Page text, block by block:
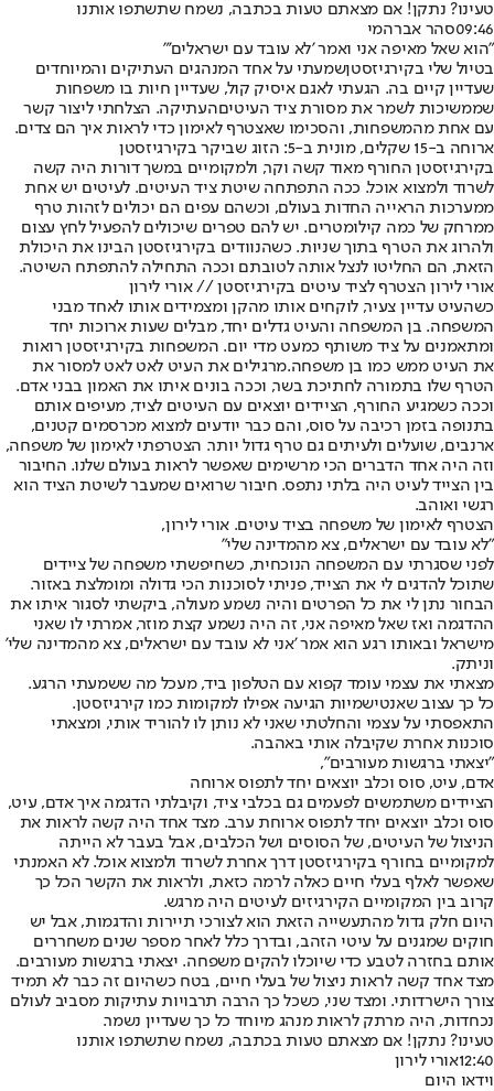
טעינו? נתקן! אם מצאתם טעות בכתבה, נשמח שתשתפו אותנו
09:46סהר אברהמי
"הוא שאל מאיפה אני ואמר 'לא עובד עם ישראלים'"
בטיול שלי בקירגיזסטןשמעתי על אחד המנהגים העתיקים והמיוחדים
שעדיין קיים בה. הגעתי לאגם איסיק קול, שעדיין חיות בו משפחות
שממשיכות לשמר את מסורת ציד העיטיםהעתיקה. הצלחתי ליצור קשר
עם אחת מהמשפחות, והסכימו שאצטרף לאימון כדי לראות איך הם צדים.
ארוחה ב-15 שקלים, מונית ב-5: הזוג ש
ביקר בקירגיזסטן
בקירגיזסטן החורף מאוד קשה וקר, ולמקומיים במשך דורות היה קשה
לשרוד ולמצוא אוכל. ככה התפתחה שיטת ציד העיטים. לעיטים יש אחת
ממערכות הראייה החדות בעולם, וכשהם עפים הם יכולים לזהות טרף
ממרחק של כמה קילומטרים. יש להם טפרים שיכולים להפעיל לחץ עצום
ולהרוג את הטרף בתוך שניות. כשהנוודים בקירגיזסטן הבינו את היכולת
הזאת, הם החליטו לנצל אותה לטובתם וככה התחילה להתפתח השיטה.
אורי לירון הצטרף לציד עיטים בקירגיזסטן // אורי לירון
כשהעיט עדיין צעיר, לוקחים אותו מהקן ומצמידים אותו לאחד מבני
המשפחה. בן המשפחה והעיט גדלים יחד, מבלים שעות ארוכות יחד
ומתאמנים על ציד משותף כמעט מדי יום. המשפחות בקירגיזסטן רואות
את העיט ממש כמו בן משפחה.מרגילים את העיט לאט לאט למסור את
הטרף שלו בתמורה לחתיכת בשר, וככה בונים איתו את האמון בבני אדם.
וככה כשמגיע החורף, הציידים יוצאים עם העיטים לציד, מעיפים אותם
בתנופה בזמן רכיבה על סוס, והם כבר יודעים למצוא מכרסמים קטנים,
ארנבים, שועלים ולעיתים גם טרף גדול יותר. הצטרפתי לאימון של משפחה,
וזה היה אחד הדברים הכי מרשימים שאפשר לראות בעולם שלנו. החיבור
בין הצייד לעיט היה בלתי נתפס. חיבור שרואים שמעבר לשיטת הציד הוא
רגשי ואוהב.
הצטרף לאימון של משפחה בציד עיטים. אורי לירון,
"לא עובד עם ישראלים, צא מהמדינה שלי"
לפני שסגרתי עם המשפחה הנוכחית, כשחיפשתי משפחה של ציידים
שתוכל להדגים לי את הצייד, פניתי לסוכנות הכי גדולה ומומלצת באזור.
הבחור נתן לי את כל הפרטים והיה נשמע מעולה, ביקשתי לסגור איתו את
ההדגמה ואז שאל מאיפה אני, זה היה נשמע קצת מוזר, אמרתי לו שאני
מישראל ובאותו רגע הוא אמר 'אני לא עובד עם ישראלים, צא מהמדינה שלי'
וניתק.
מצאתי את עצמי עומד קפוא עם הטלפון ביד, מעכל מה ששמעתי הרגע.
כל כך עצוב שאנטישמיות הגיעה אפילו למקומות כמו קירגיזסטן.
התאפסתי על עצמי והחלטתי שאני לא נותן לו להוריד אותי, ומצאתי
סוכנות אחרת שקיבלה אותי באהבה.
"יצאתי ברגשות מעורבים",
אדם, עיט, סוס וכלב יוצאים יחד לתפוס ארוחה
הציידים משתמשים לפעמים גם בכלבי ציד, וקיבלתי הדגמה איך אדם, עיט,
סוס וכלב יוצאים יחד לתפוס ארוחת ערב. מצד אחד היה קשה לראות את
הניצול של העיטים, של הסוסים ושל הכלבים, אבל בעבר לא הייתה
למקומיים בחורף בקירגיזסטן דרך אחרת לשרוד ולמצוא אוכל. לא האמנתי
שאפשר לאלף בעלי חיים כאלה לרמה כזאת, ולראות את הקשר הכל כך
קרוב בין המקומיים הקירגיזים לעיטים היה מרגש.
היום חלק גדול מהתעשייה הזאת הוא לצורכי תיירות והדגמות, אבל יש
חוקים שמגנים על עיטי הזהב, ובדרך כלל לאחר מספר שנים משחררים
אותם בחזרה לטבע כדי שיוכלו להקים משפחה. יצאתי ברגשות מעורבים.
מצד אחד קשה לראות ניצול של בעלי חיים, בטח כשהיום זה כבר לא תמיד
צורך הישרדותי. ומצד שני, כשכל כך הרבה תרבויות עתיקות מסביב לעולם
נכחדות, היה מרתק לראות מנהג מיוחד כל כך שעדיין נשמר.
טעינו? נתקן! אם מצאתם טעות בכתבה, נשמח שתשתפו אותנו
12:40אורי לירון
וידאו היום